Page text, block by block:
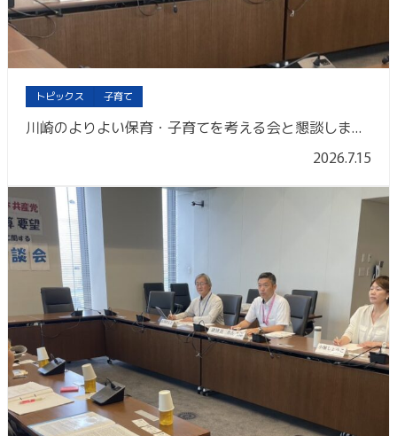
トピックス 子育て
川崎のよりよい保育・子育てを考える会と懇談しました
2026.7.15